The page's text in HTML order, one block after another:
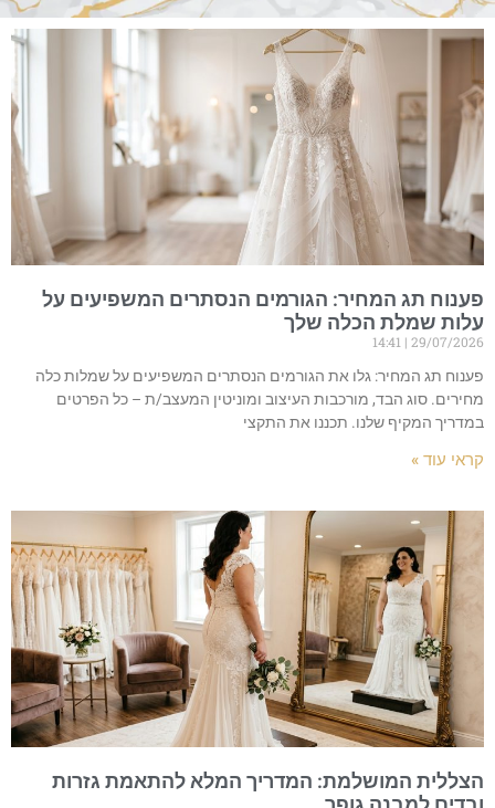
פענוח תג המחיר: הגורמים הנסתרים המשפיעים על
עלות שמלת הכלה שלך
29/07/2026
פענוח תג המחיר: גלו את הגורמים הנסתרים המשפיעים על שמלות כלה
מחירים. סוג הבד, מורכבות העיצוב ומוניטין המעצב/ת – כל הפרטים
במדריך המקיף שלנו. תכננו את התקצי
קראי עוד »
הצללית המושלמת: המדריך המלא להתאמת גזרות